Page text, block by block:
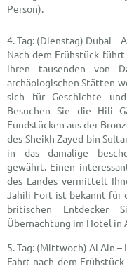
Person).
(Dienstag) Dubai –
Nach dem Frühstück
ihren tausenden von
archäologischen Stätten
sich für Geschichte
Besuchen Sie die Hili
Fundstücken aus der
des Sheikh Zayed bin
in das damalige
gewährt. Einen
des Landes vermittelt
Jahili Fort ist bekannt für
britischen Entdecker
Übernachtung im Hotel in
(Mittwoch) Al Ain –
Fahrt nach dem